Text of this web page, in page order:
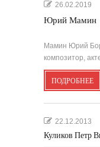
26.02.2019
Юрий Мамин
Мамин Юрий
композитор,
ПОДРОБНЕЕ
22.12.2013
Куликов Петр